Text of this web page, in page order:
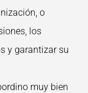
o
los
y garantizar su
muy bien